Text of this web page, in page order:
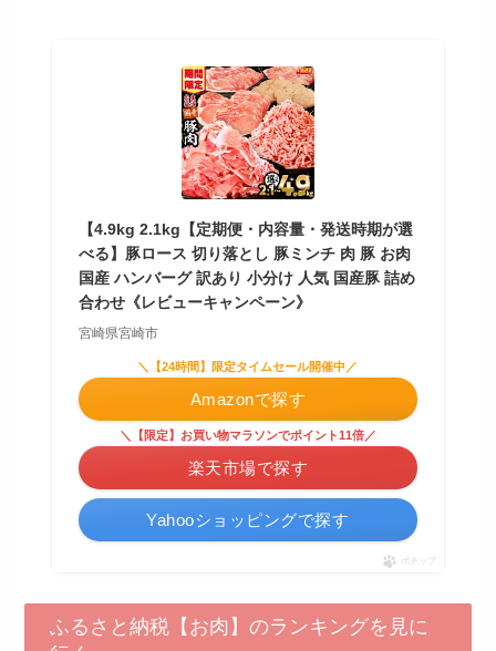
【4.9kg 2.1kg【定期便・内容量・発送時期が選
べる】豚ロース 切り落とし 豚ミンチ 肉 豚 お肉
国産 ハンバーグ 訳あり 小分け 人気 国産豚 詰め
合わせ《レビューキャンペーン》
宮崎県宮崎市
＼【24時間】限定タイムセール開催中／
Amazonで探す
＼【限定】お買い物マラソンでポイント11倍／
楽天市場で探す
Yahooショッピングで探す
ポチップ
ふるさと納税【お肉】のランキングを見に